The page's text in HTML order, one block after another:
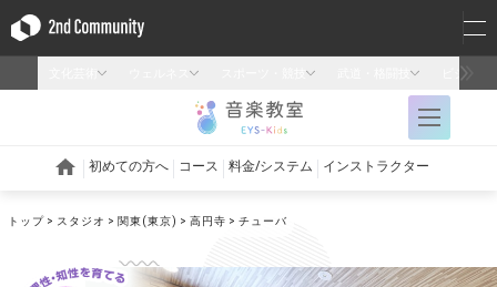
トップ スタジオ 関東(東京) 高円寺 チューバ